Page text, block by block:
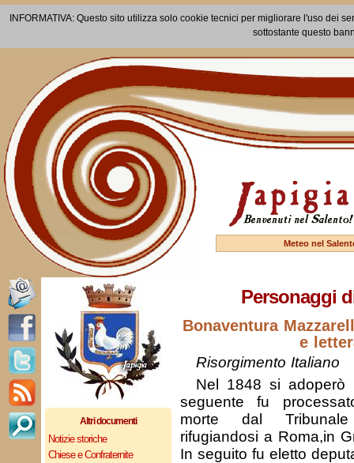
INFORMATIVA: Questo sito utilizza solo cookie tecnici per migliorare l'uso dei
sottostante questo
Meteo nel
Altri documenti
Notizie storiche
Chiese e Confraternite
Personaggi
Bonaventura
e
Risorgimento Italiano
Nel 1848 si adoperò
seguente fu
morte dal
rifugiandosi a Roma,in
In seguito fu eletto